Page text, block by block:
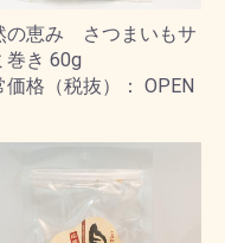
の恵み さつまいもサ
巻き 60g
価格（税抜）： OPEN